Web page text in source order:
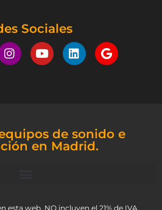
Sociales
de sonido e
en Madrid.
esta web, NO incluyen el 21% de IVA